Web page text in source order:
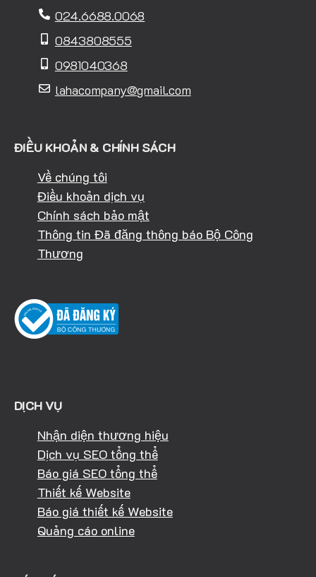
024.6688.0068
0843808555
0981040368
lahacompany@gmail.com
ĐIỀU KHOẢN & CHÍNH SÁCH
Về chúng tôi
Điều khoản dịch vụ
Chính sách bảo mật
Thông tin Đã đăng thông báo Bộ Công
Thương
DỊCH VỤ
Nhận diện thương hiệu
Dịch vụ SEO tổng thể
Báo giá SEO tổng thể
Thiết kế Website
Báo giá thiết kế Website
Quảng cáo online